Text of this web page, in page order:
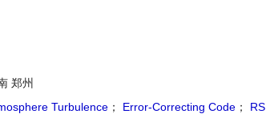
郑州
Turbulence ； Error-Correcting Code ；
RS